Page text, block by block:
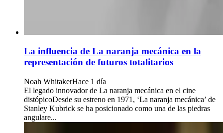
La influencia de La naranja mecánica en la
representación de futuros totalitarios
Noah WhitakerHace 1 día
El legado innovador de La naranja mecánica en el cine
distópicoDesde su estreno en 1971, ‘La naranja mecánica’ de
Stanley Kubrick se ha posicionado como una de las piedras
angulare...